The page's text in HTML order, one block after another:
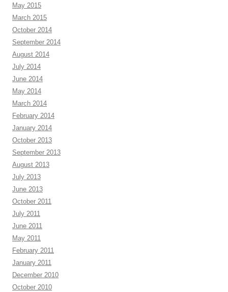
May 2015
March 2015
October 2014
September 2014
August 2014
July 2014
June 2014
May 2014
March 2014
February 2014
January 2014
October 2013
September 2013
August 2013
July 2013
June 2013
October 2011
July 2011
June 2011
May 2011
February 2011
January 2011
December 2010
October 2010